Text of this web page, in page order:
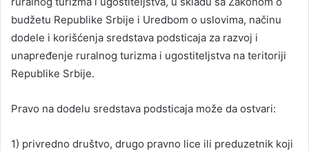
budžetu Republike Srbije i Uredbom o uslovima, načinu
dodele i korišćenja sredstava podsticaja za razvoj i
unapređenje ruralnog turizma i ugostiteljstva na teritoriji
Republike Srbije.
Pravo na dodelu sredstava podsticaja može da ostvari:
1) privredno društvo, drugo pravno lice ili preduzetnik koji